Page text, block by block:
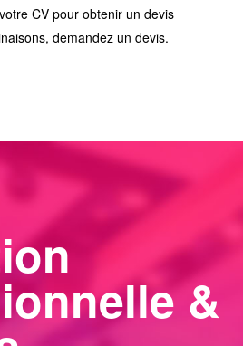
CV pour obtenir un devis
demandez un devis.
&